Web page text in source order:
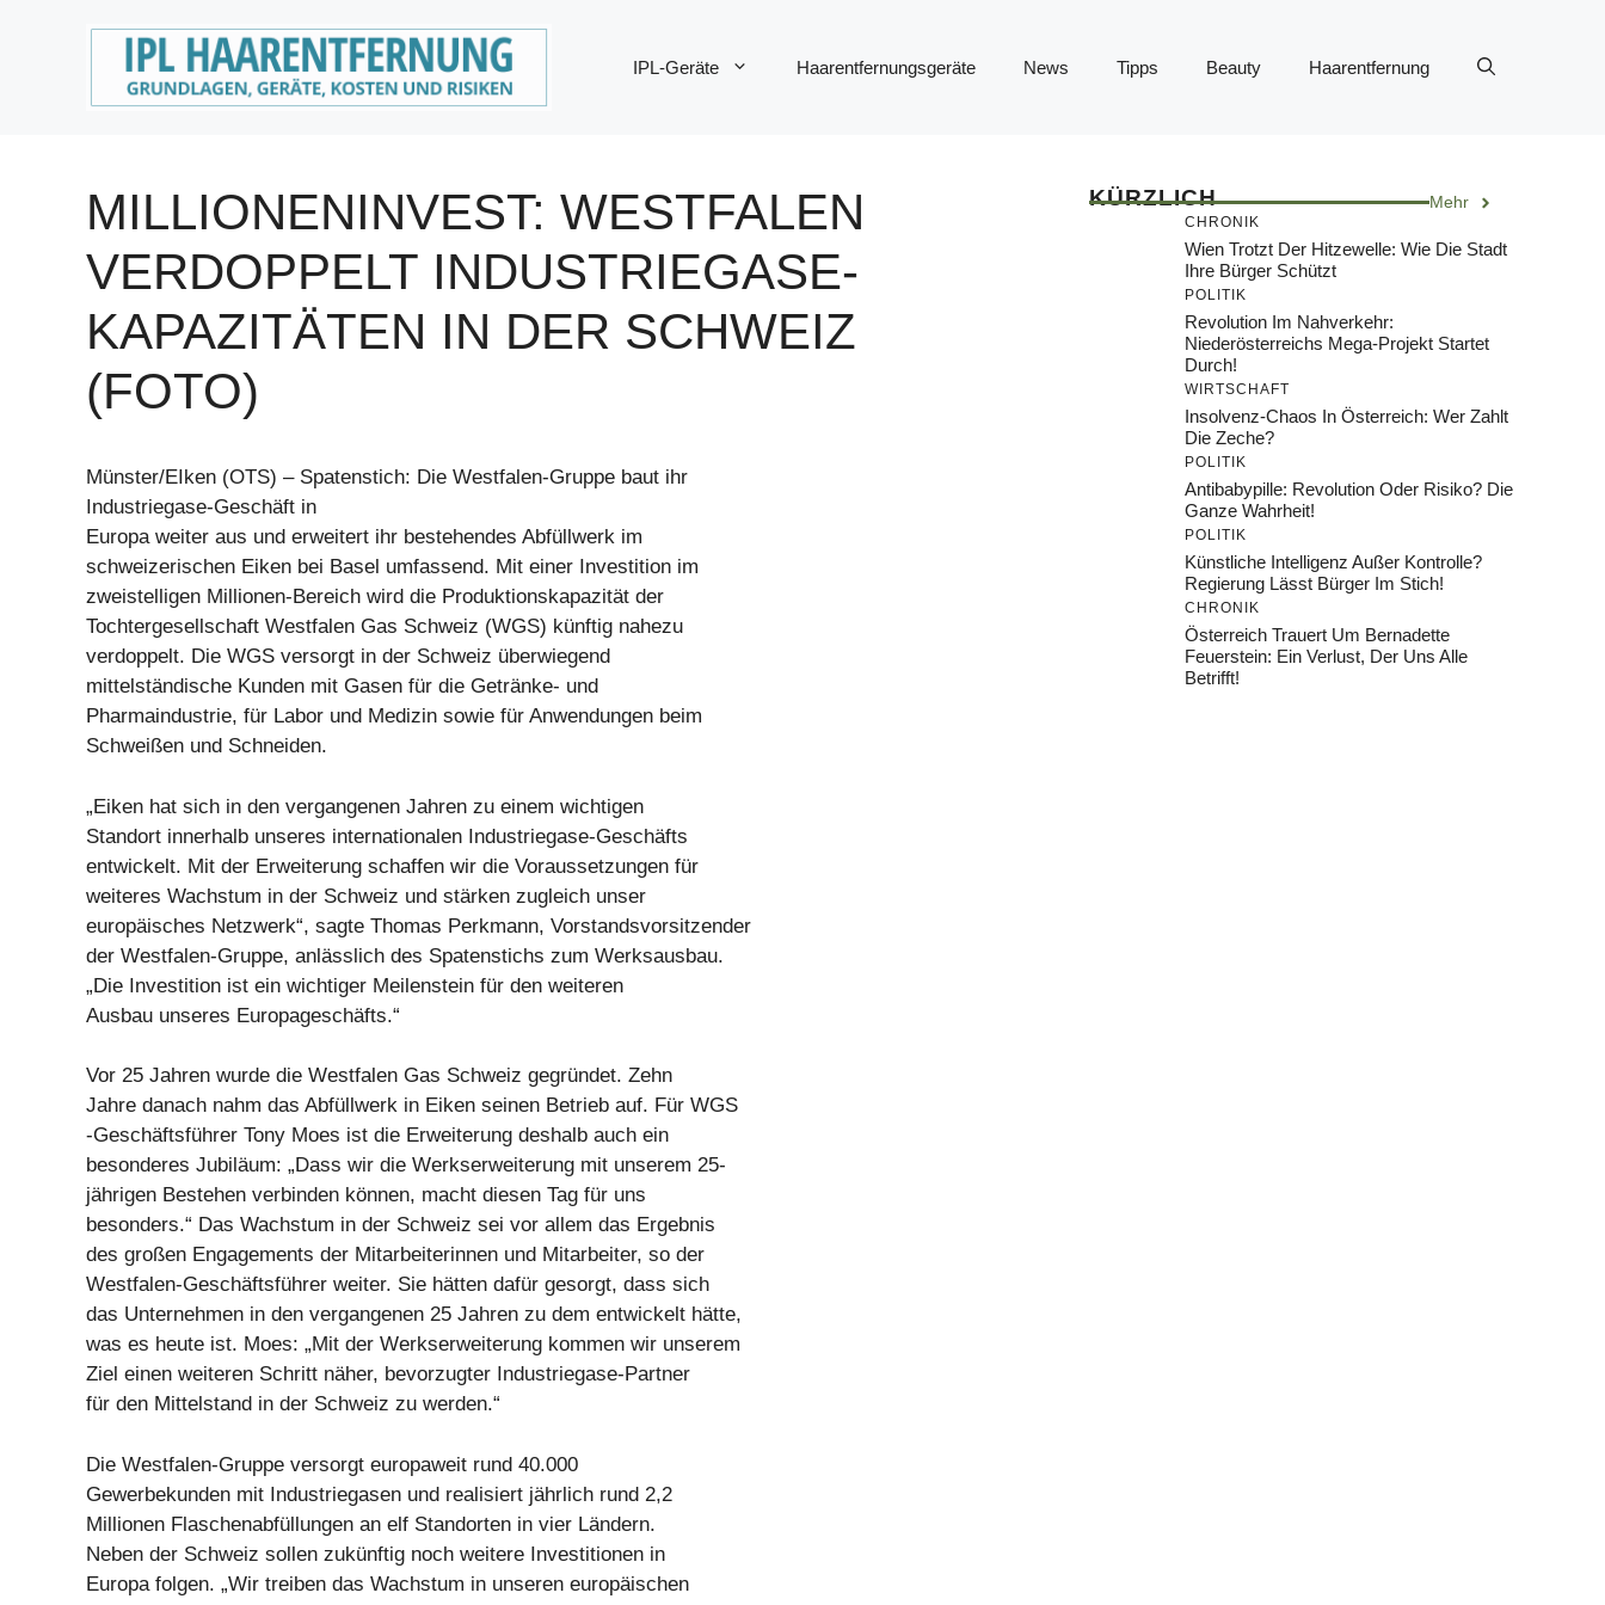
IPL-Geräte Haarentfernungsgeräte News Tipps Beauty Haarentfernung
MILLIONENINVEST: WESTFALEN
VERDOPPELT INDUSTRIEGASE-
KAPAZITÄTEN IN DER SCHWEIZ
(FOTO)
Münster/EIken (OTS) – Spatenstich: Die Westfalen-Gruppe baut ihr
Industriegase-Geschäft in
Europa weiter aus und erweitert ihr bestehendes Abfüllwerk im
schweizerischen Eiken bei Basel umfassend. Mit einer Investition im
zweistelligen Millionen-Bereich wird die Produktionskapazität der
Tochtergesellschaft Westfalen Gas Schweiz (WGS) künftig nahezu
verdoppelt. Die WGS versorgt in der Schweiz überwiegend
mittelständische Kunden mit Gasen für die Getränke- und
Pharmaindustrie, für Labor und Medizin sowie für Anwendungen beim
Schweißen und Schneiden.
„Eiken hat sich in den vergangenen Jahren zu einem wichtigen
Standort innerhalb unseres internationalen Industriegase-Geschäfts
entwickelt. Mit der Erweiterung schaffen wir die Voraussetzungen für
weiteres Wachstum in der Schweiz und stärken zugleich unser
europäisches Netzwerk“, sagte Thomas Perkmann, Vorstandsvorsitzender
der Westfalen-Gruppe, anlässlich des Spatenstichs zum Werksausbau.
„Die Investition ist ein wichtiger Meilenstein für den weiteren
Ausbau unseres Europageschäfts.“
Vor 25 Jahren wurde die Westfalen Gas Schweiz gegründet. Zehn
Jahre danach nahm das Abfüllwerk in Eiken seinen Betrieb auf. Für WGS
-Geschäftsführer Tony Moes ist die Erweiterung deshalb auch ein
besonderes Jubiläum: „Dass wir die Werkserweiterung mit unserem 25-
jährigen Bestehen verbinden können, macht diesen Tag für uns
besonders.“ Das Wachstum in der Schweiz sei vor allem das Ergebnis
des großen Engagements der Mitarbeiterinnen und Mitarbeiter, so der
Westfalen-Geschäftsführer weiter. Sie hätten dafür gesorgt, dass sich
das Unternehmen in den vergangenen 25 Jahren zu dem entwickelt hätte,
was es heute ist. Moes: „Mit der Werkserweiterung kommen wir unserem
Ziel einen weiteren Schritt näher, bevorzugter Industriegase-Partner
für den Mittelstand in der Schweiz zu werden.“
Die Westfalen-Gruppe versorgt europaweit rund 40.000
Gewerbekunden mit Industriegasen und realisiert jährlich rund 2,2
Millionen Flaschenabfüllungen an elf Standorten in vier Ländern.
Neben der Schweiz sollen zukünftig noch weitere Investitionen in
Europa folgen. „Wir treiben das Wachstum in unseren europäischen
KÜRZLICH Mehr
CHRONIK
Wien Trotzt Der Hitzewelle: Wie Die Stadt
Ihre Bürger Schützt
POLITIK
Revolution Im Nahverkehr:
Niederösterreichs Mega-Projekt Startet
Durch!
WIRTSCHAFT
Insolvenz-Chaos In Österreich: Wer Zahlt
Die Zeche?
POLITIK
Antibabypille: Revolution Oder Risiko? Die
Ganze Wahrheit!
POLITIK
Künstliche Intelligenz Außer Kontrolle?
Regierung Lässt Bürger Im Stich!
CHRONIK
Österreich Trauert Um Bernadette
Feuerstein: Ein Verlust, Der Uns Alle
Betrifft!